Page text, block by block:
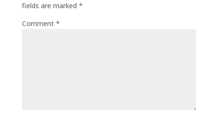
fields are marked *
Comment *